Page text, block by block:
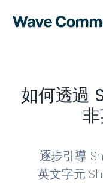
如何透過
逐步引導
英文字元